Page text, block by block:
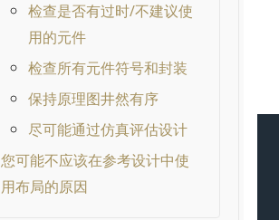
检查是否有过时/不建议使
用的元件
检查所有元件符号和封装
保持原理图井然有序
尽可能通过仿真评估设计
您可能不应该在参考设计中使
用布局的原因